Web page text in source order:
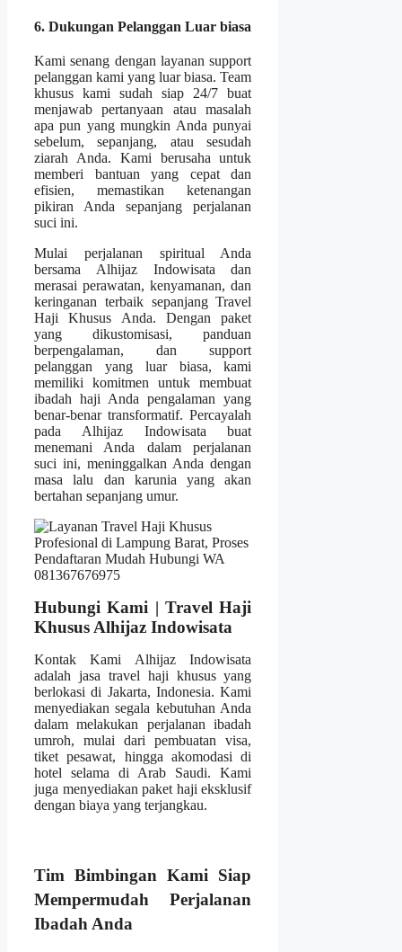
6. Dukungan Pelanggan Luar biasa
Kami senang dengan layanan support
pelanggan kami yang luar biasa. Team
khusus kami sudah siap 24/7 buat
menjawab pertanyaan atau masalah
apa pun yang mungkin Anda punyai
sebelum, sepanjang, atau sesudah
ziarah Anda. Kami berusaha untuk
memberi bantuan yang cepat dan
efisien, memastikan ketenangan
pikiran Anda sepanjang perjalanan
suci ini.
Mulai perjalanan spiritual Anda
bersama Alhijaz Indowisata dan
merasai perawatan, kenyamanan, dan
keringanan terbaik sepanjang Travel
Haji Khusus Anda. Dengan paket
yang dikustomisasi, panduan
berpengalaman, dan support
pelanggan yang luar biasa, kami
memiliki komitmen untuk membuat
ibadah haji Anda pengalaman yang
benar-benar transformatif. Percayalah
pada Alhijaz Indowisata buat
menemani Anda dalam perjalanan
suci ini, meninggalkan Anda dengan
masa lalu dan karunia yang akan
bertahan sepanjang umur.
Hubungi Kami | Travel Haji
Khusus Alhijaz Indowisata
Kontak Kami Alhijaz Indowisata
adalah jasa travel haji khusus yang
berlokasi di Jakarta, Indonesia. Kami
menyediakan segala kebutuhan Anda
dalam melakukan perjalanan ibadah
umroh, mulai dari pembuatan visa,
tiket pesawat, hingga akomodasi di
hotel selama di Arab Saudi. Kami
juga menyediakan paket haji eksklusif
dengan biaya yang terjangkau.
Tim Bimbingan Kami Siap
Mempermudah Perjalanan
Ibadah Anda